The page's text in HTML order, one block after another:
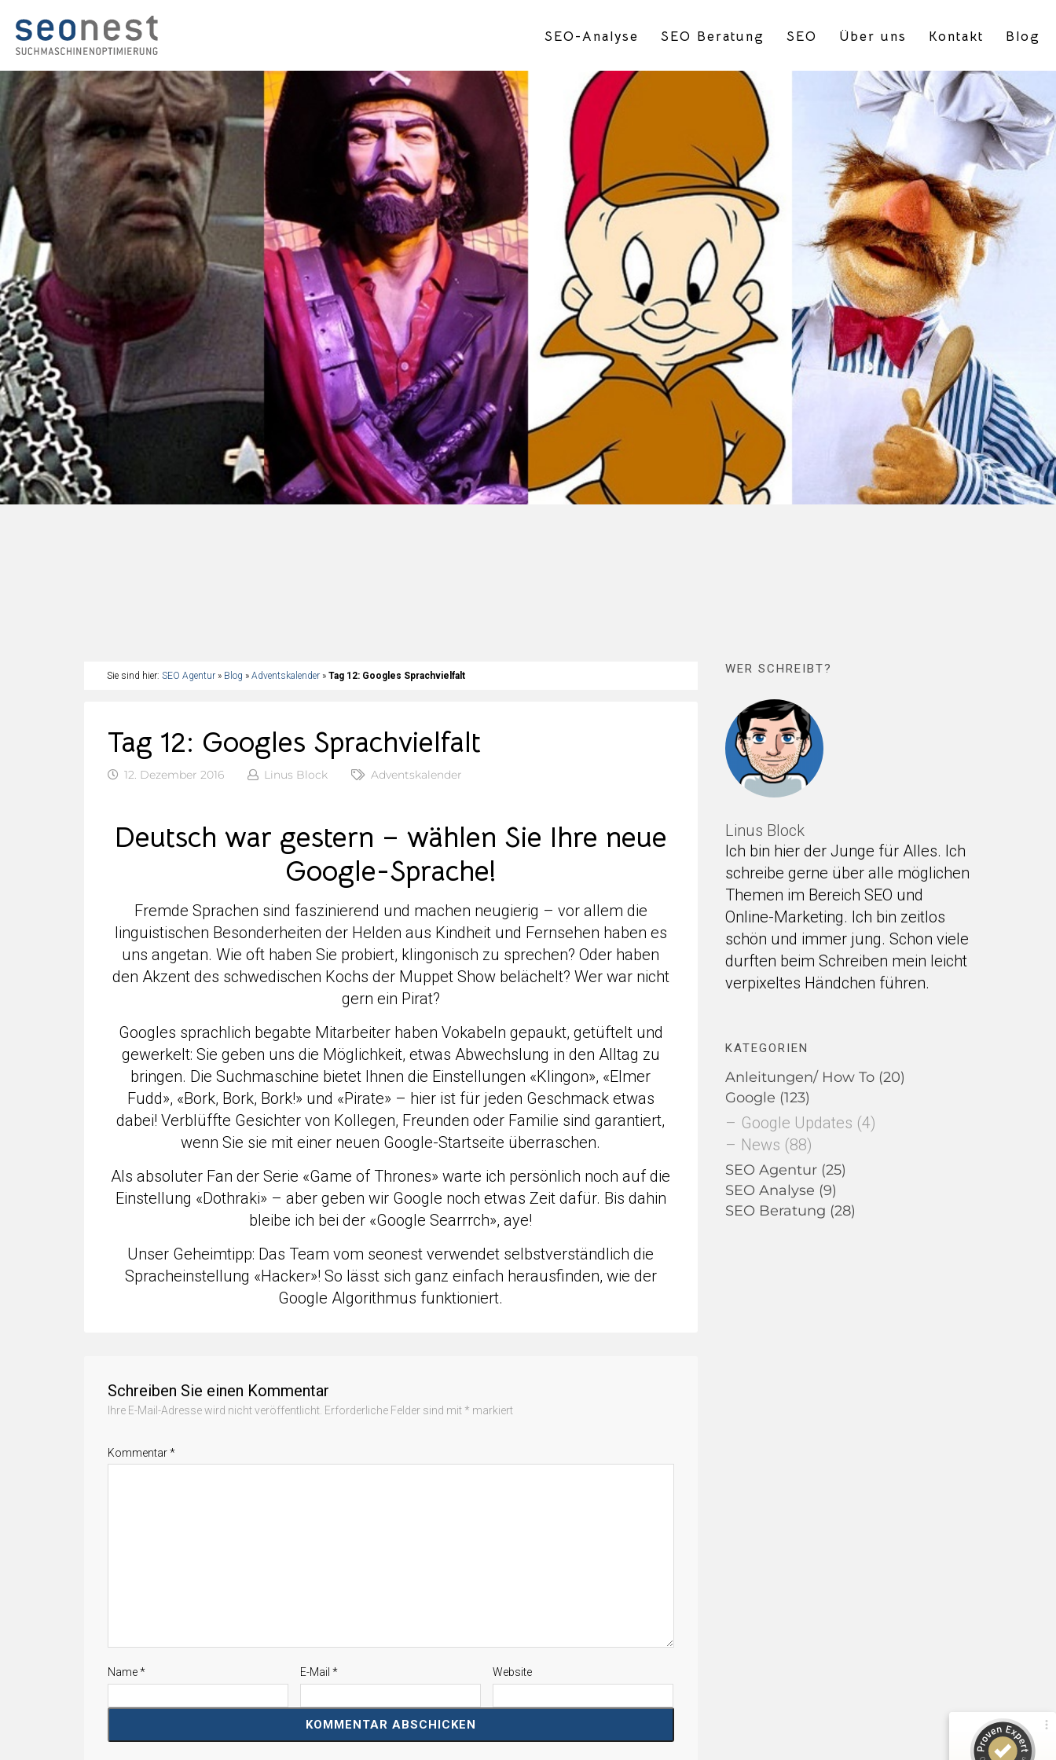
SEO-Analyse SEO Beratung SEO Über uns Kontakt Blog
Sie sind hier: SEO Agentur » Blog » Adventskalender » Tag 12: Googles Sprachvielfalt
Tag 12: Googles Sprachvielfalt
12. Dezember 2016 Linus Block Adventskalender
Deutsch war gestern – wählen Sie Ihre neue
Google-Sprache!
Fremde Sprachen sind faszinierend und machen neugierig – vor allem die
linguistischen Besonderheiten der Helden aus Kindheit und Fernsehen haben es
uns angetan. Wie oft haben Sie probiert, klingonisch zu sprechen? Oder haben
den Akzent des schwedischen Kochs der Muppet Show belächelt? Wer war nicht
gern ein Pirat?
Googles sprachlich begabte Mitarbeiter haben Vokabeln gepaukt, getüftelt und
gewerkelt: Sie geben uns die Möglichkeit, etwas Abwechslung in den Alltag zu
bringen. Die Suchmaschine bietet Ihnen die Einstellungen «Klingon», «Elmer
Fudd», «Bork, Bork, Bork!» und «Pirate» – hier ist für jeden Geschmack etwas
dabei! Verblüffte Gesichter von Kollegen, Freunden oder Familie sind garantiert,
wenn Sie sie mit einer neuen Google-Startseite überraschen.
Als absoluter Fan der Serie «Game of Thrones» warte ich persönlich noch auf die
Einstellung «Dothraki» – aber geben wir Google noch etwas Zeit dafür. Bis dahin
bleibe ich bei der «Google Searrrch», aye!
Unser Geheimtipp: Das Team vom seonest verwendet selbstverständlich die
Spracheinstellung «Hacker»! So lässt sich ganz einfach herausfinden, wie der
Google Algorithmus funktioniert.
Schreiben Sie einen Kommentar
Ihre E-Mail-Adresse wird nicht veröffentlicht. Erforderliche Felder sind mit * markiert
Kommentar*
Name* E-Mail* Website
WER SCHREIBT?
Linus Block
Ich bin hier der Junge für Alles. Ich
schreibe gerne über alle möglichen
Themen im Bereich SEO und
Online-Marketing. Ich bin zeitlos
schön und immer jung. Schon viele
durften beim Schreiben mein leicht
verpixeltes Händchen führen.
KATEGORIEN
Anleitungen/ How To(20)
Google (123)
Google Updates (4)
News (88)
SEO Agentur(25)
SEO Analyse (9)
SEO Beratung (28)
Blick aufs ProvenExpert-Profil werfen